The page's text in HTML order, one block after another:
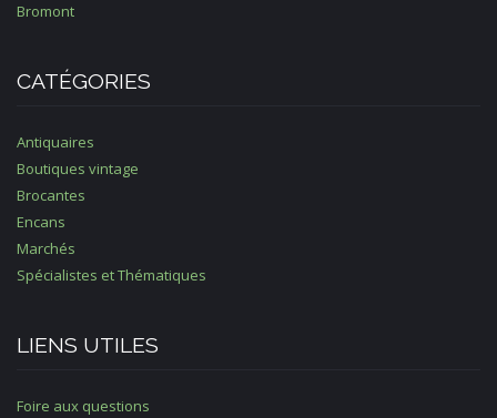
Bromont
CATÉGORIES
Antiquaires
Boutiques vintage
Brocantes
Encans
Marchés
Spécialistes et Thématiques
LIENS UTILES
Foire aux questions